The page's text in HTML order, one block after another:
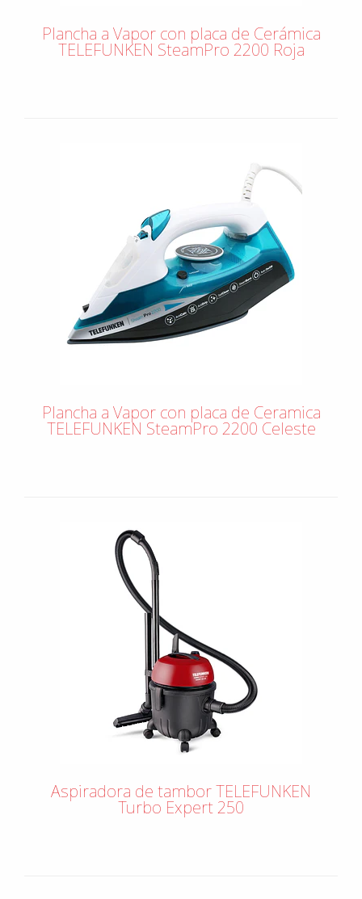
Plancha a Vapor con placa de Cerámica
TELEFUNKEN SteamPro 2200 Roja
Plancha a Vapor con placa de Ceramica
TELEFUNKEN SteamPro 2200 Celeste
Aspiradora de tambor TELEFUNKEN
Turbo Expert 250